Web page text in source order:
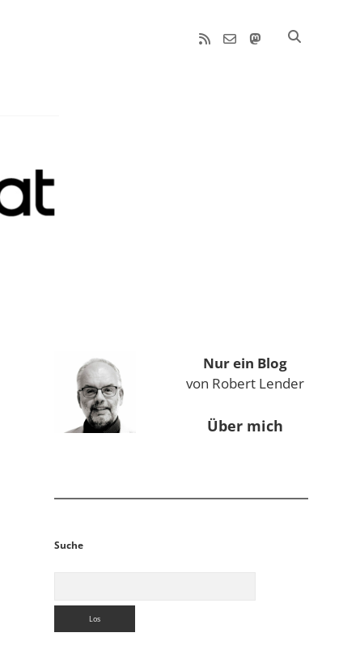
rss email-mastodon
Sidebar
Nur ein Blog
von Robert Lender
Über mich
Suche